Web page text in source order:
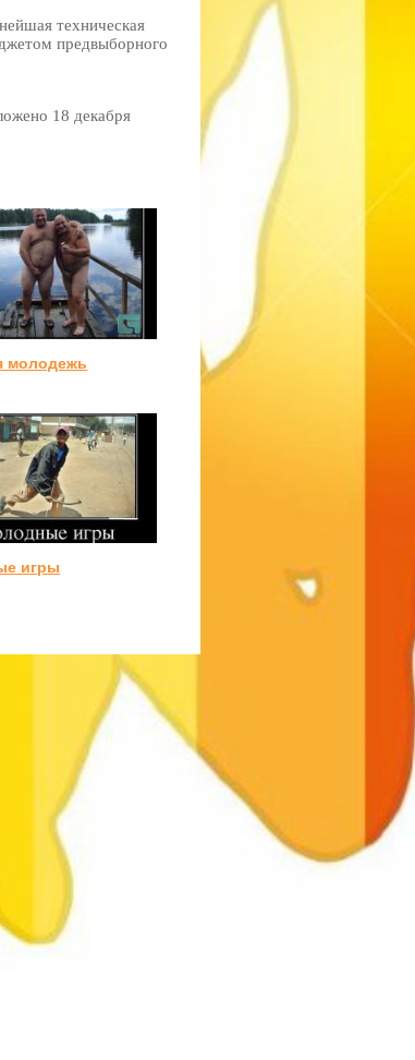
техническая
предвыборного
18 декабря
молодежь
игры